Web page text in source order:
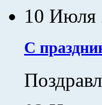
10 Июля
С